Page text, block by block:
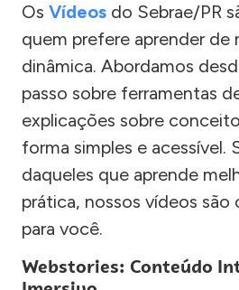
Os Vídeos do Sebrae/PR
quem prefere aprender de
dinâmica. Abordamos
passo sobre ferramentas
explicações sobre
forma simples e acessível.
daqueles que aprende
prática, nossos vídeos são
para você.
Webstories: Conteúdo